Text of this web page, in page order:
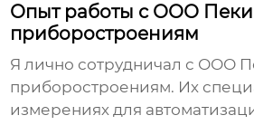
Опыт работы с ООО
приборостроениям
Я лично сотрудничал с ООО
приборостроениям. Их
измерениях для